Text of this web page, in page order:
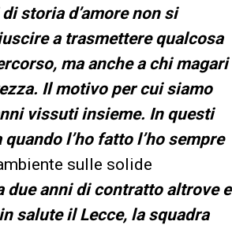
storia d’amore non si
a trasmettere qualcosa
ma anche a chi magari
Il motivo per cui siamo
vissuti insieme. In questi
l’ho fatto l’ho sempre
sulle solide
due anni di contratto altrove e
salute il Lecce, la squadra